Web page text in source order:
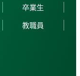
卒業生
教職員